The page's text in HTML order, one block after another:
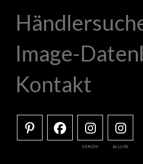
Image-
Kontakt
KENDIX ALLURE